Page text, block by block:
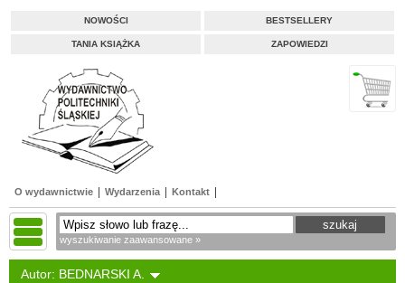
NOWOŚCI BESTSELLERY
TANIA KSIĄŻKA ZAPOWIEDZI
O wydawnictwie Wydarzenia Kontakt
wyszukiwanie zaawansowane »
Autor: BEDNARSKI A.